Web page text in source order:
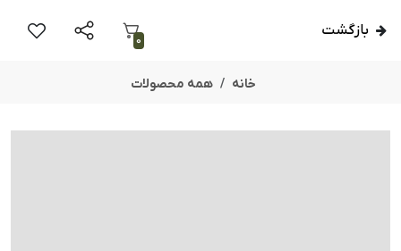
بازگشت
0
خانه همه محصولات